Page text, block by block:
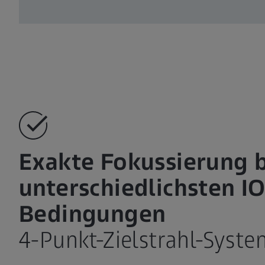
Exakte Fokussierung
unterschiedlichsten
Bedingungen
4-Punkt-Zielstrahl-